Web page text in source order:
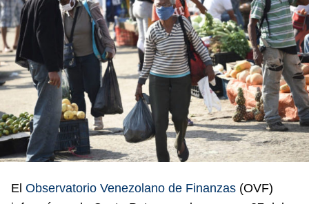
El Observatorio Venezolano de Finanzas (OVF)